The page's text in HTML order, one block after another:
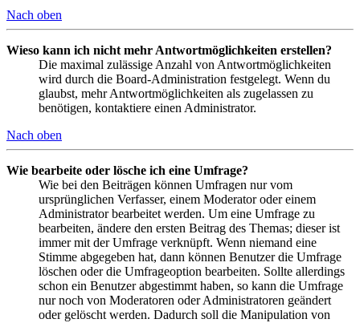
Nach oben
Wieso kann ich nicht mehr Antwortmöglichkeiten erstellen?
Die maximal zulässige Anzahl von Antwortmöglichkeiten
wird durch die Board-Administration festgelegt. Wenn du
glaubst, mehr Antwortmöglichkeiten als zugelassen zu
benötigen, kontaktiere einen Administrator.
Nach oben
Wie bearbeite oder lösche ich eine Umfrage?
Wie bei den Beiträgen können Umfragen nur vom
ursprünglichen Verfasser, einem Moderator oder einem
Administrator bearbeitet werden. Um eine Umfrage zu
bearbeiten, ändere den ersten Beitrag des Themas; dieser ist
immer mit der Umfrage verknüpft. Wenn niemand eine
Stimme abgegeben hat, dann können Benutzer die Umfrage
löschen oder die Umfrageoption bearbeiten. Sollte allerdings
schon ein Benutzer abgestimmt haben, so kann die Umfrage
nur noch von Moderatoren oder Administratoren geändert
oder gelöscht werden. Dadurch soll die Manipulation von